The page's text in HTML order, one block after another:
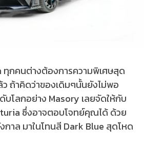
ทุกคนต่างต้องการความพิเศษสุด
ถ้าคิดว่าของเดิมๆนั้นยังไม่พอ
โลกอย่าง Masory เลยจัดให้กับ
ซึ่งอาจตอบโจทย์คุณได้ ด้วย
าล มาในโทนสี Dark Blue สุดโหด